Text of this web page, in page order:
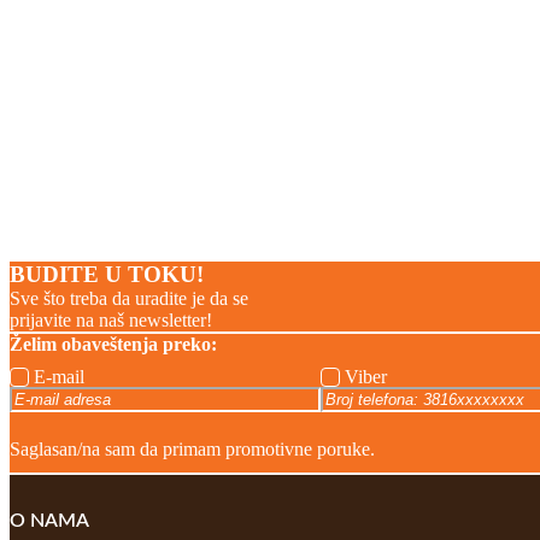
BUDITE U TOKU!
Sve što treba da uradite je da se
prijavite na naš newsletter!
Želim obaveštenja preko:
E-mail
Viber
Saglasan/na sam da primam promotivne poruke.
O NAMA